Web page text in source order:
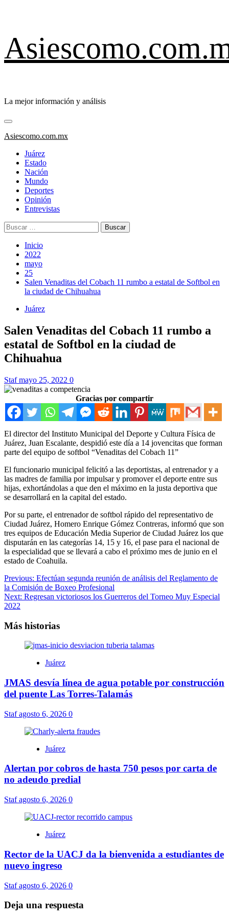
contenido
La mejor información y análisis
Menú
primario
Asiescomo.com.mx
Juárez
Estado
Nación
Mundo
Deportes
Opinión
Entrevistas
Buscar:
Inicio
2022
mayo
25
Salen Venaditas del Cobach 11 rumbo a estatal de Softbol en
la ciudad de Chihuahua
Juárez
Salen Venaditas del Cobach 11 rumbo a
estatal de Softbol en la ciudad de
Chihuahua
Stafmayo 25, 2022 0
Gracias por compartir
El director del Instituto Municipal del Deporte y Cultura Física de
Juárez, Juan Escalante, despidió este día a 14 jovencitas que forman
parte del equipo de softbol “Venaditas del Cobach 11”
El funcionario municipal felicitó a las deportistas, al entrenador y a
las madres de familia por impulsar y promover el deporte entre sus
hijas, exhortándolas a que den el máximo en la justa deportiva que
se desarrollará en la capital del estado.
Por su parte, el entrenador de softbol rápido del representativo de
Ciudad Juárez, Homero Enrique Gómez Contreras, informó que son
tres equipos de Educación Media Superior de Ciudad Juárez los que
disputarán en las categorías 14, 15 y 16, el pase para el nacional de
la especialidad que se llevará a cabo el próximo mes de junio en el
estado de Coahuila.
Navegación
de
entradas
Previous: Efectúan segunda reunión de análisis del Reglamento de
la Comisión de Boxeo Profesional
Next: Regresan victoriosos los Guerreros del Torneo Muy Especial
2022
Más historias
Juárez
JMAS desvía línea de agua potable por construcción
del puente Las Torres-Talamás
Stafagosto 6, 2026 0
Juárez
Alertan por cobros de hasta 750 pesos por carta de
no adeudo predial
Stafagosto 6, 2026 0
Juárez
Rector de la UACJ da la bienvenida a estudiantes de
nuevo ingreso
Stafagosto 6, 2026 0
Deja una respuesta